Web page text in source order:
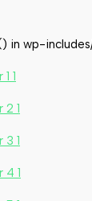
in wp-